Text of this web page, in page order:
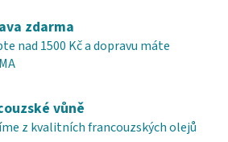
c
í
k
y
n
í
zdarma
nad 1500 Kč a dopravu máte
vůně
z kvalitních francouzských olejů